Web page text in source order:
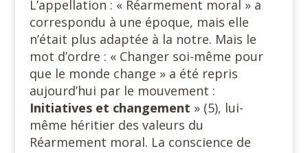
L’appellation : « Réarmement moral » a
correspondu à une époque, mais elle
n’était plus adaptée à la notre. Mais le
mot d’ordre : « Changer soi-même pour
que le monde change » a été repris
aujourd’hui par le mouvement :
Initiatives et changement » (5), lui-
même héritier des valeurs du
Réarmement moral. La conscience de